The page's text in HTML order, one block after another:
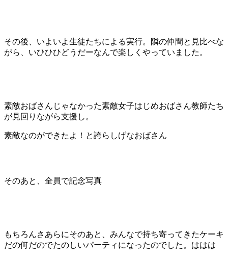
その後、いよいよ生徒たちによる実行。隣の仲間と見比べな
がら、いひひひどうだーなんで楽しくやっていました。
素敵おばさんじゃなかった素敵女子はじめおばさん教師たち
が見回りながら支援し。
素敵なのができたよ！と誇らしげなおばさん
そのあと、全員で記念写真
もちろんさあらにそのあと、みんなで持ち寄ってきたケーキ
だの何だのでたのしいパーティになったのでした。ははは